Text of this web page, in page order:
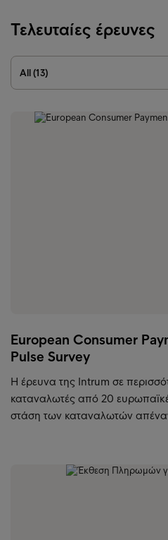
Τελευταίες έρευνες
All (13)
European Consumer
Pulse Survey
Η έρευνα της Intrum σε
καταναλωτές από 20
στάση των καταναλωτών